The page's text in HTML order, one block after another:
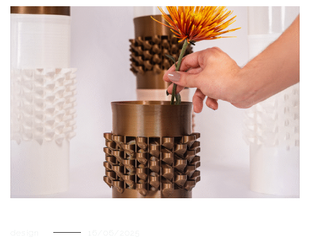
design 16/06/2025